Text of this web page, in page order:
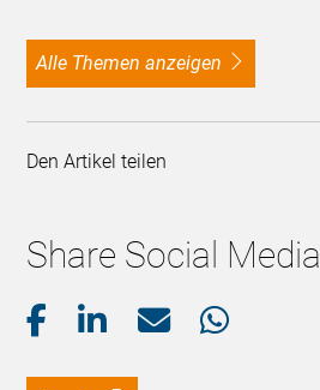
alle Themen anzeigen
Den Artikel teilen
Share Social Media